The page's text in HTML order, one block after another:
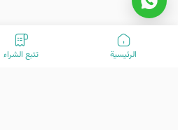
الرئیسیة تتبع الشراء